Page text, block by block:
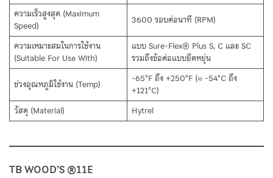
ความเร็วสูงสุด (Maximum
Speed)
3600 รอบต่อนาที (RPM)
ความเหมาะสมในการใช้งาน
(Suitable For Use With)
แบบ Sure-Flex® Plus S, C และ SC
รวมถึงข้อต่อแบบยืดหยุ่น
ช่วงอุณหภูมิใช้งาน (Temp)
-65°F ถึง +250°F (≈ -54°C ถึง
+121°C)
วัสดุ (Material)
Hytrel
TB WOOD’S ®11E